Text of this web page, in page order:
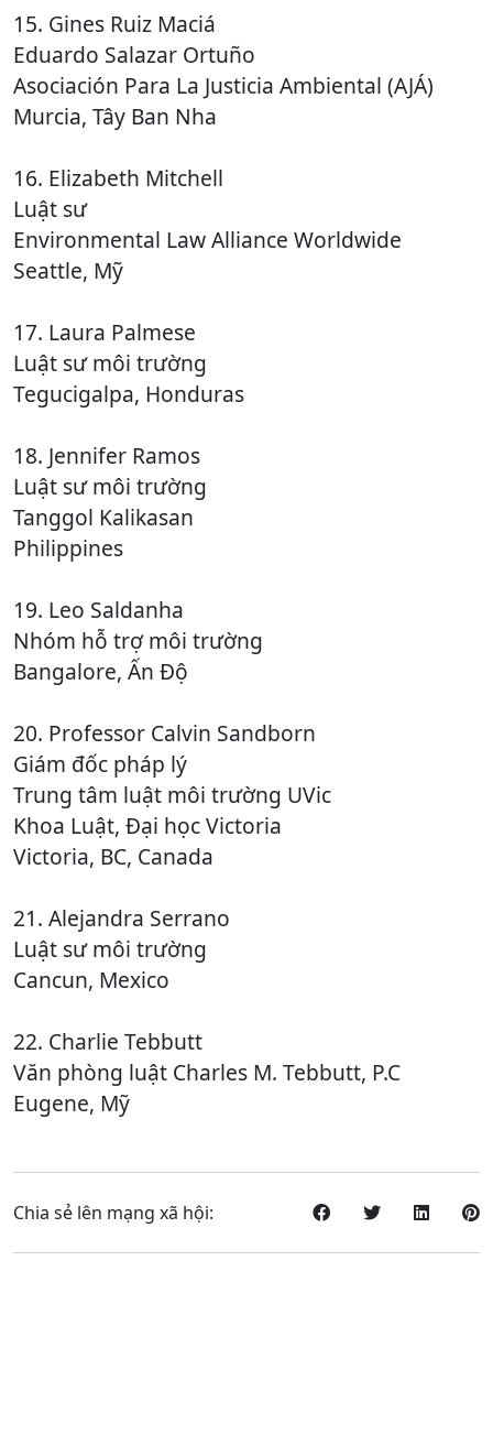
15. Gines Ruiz Maciá
Eduardo Salazar Ortuño
Asociación Para La Justicia Ambiental (AJÁ)
Murcia, Tây Ban Nha
16. Elizabeth Mitchell
Luật sư
Environmental Law Alliance Worldwide
Seattle, Mỹ
17. Laura Palmese
Luật sư môi trường
Tegucigalpa, Honduras
18. Jennifer Ramos
Luật sư môi trường
Tanggol Kalikasan
Philippines
19. Leo Saldanha
Nhóm hỗ trợ môi trường
Bangalore, Ấn Độ
20. Professor Calvin Sandborn
Giám đốc pháp lý
Trung tâm luật môi trường UVic
Khoa Luật, Đại học Victoria
Victoria, BC, Canada
21. Alejandra Serrano
Luật sư môi trường
Cancun, Mexico
22. Charlie Tebbutt
Văn phòng luật Charles M. Tebbutt, P.C
Eugene, Mỹ
Chia sẻ lên mạng xã hội: